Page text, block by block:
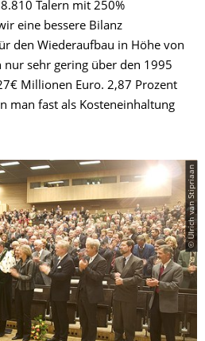
Talern mit 250%
eine bessere Bilanz
den Wiederaufbau in Höhe von
sehr gering über den 1995
Millionen Euro. 2,87 Prozent
man fast als Kosteneinhaltung
© Ulrich van Stipriaan